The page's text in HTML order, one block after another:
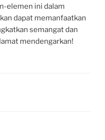
elemen ini dalam
dapat memanfaatkan
semangat dan
mendengarkan!